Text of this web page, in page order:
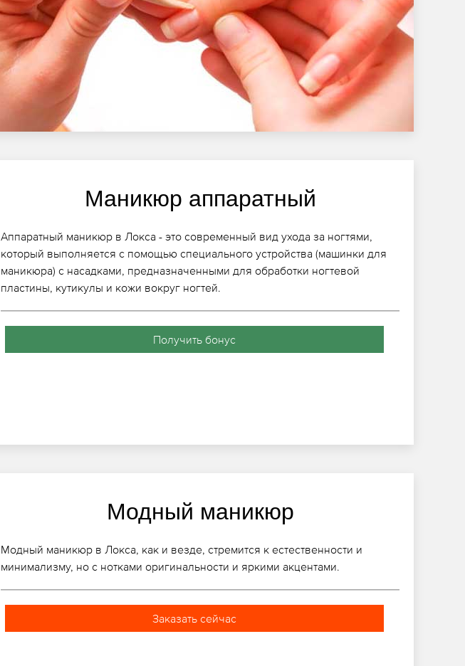
Маникюр аппаратный
Аппаратный маникюр в Локса - это современный вид ухода за ногтями,
который выполняется с помощью специального устройства (машинки для
маникюра) с насадками, предназначенными для обработки ногтевой
пластины, кутикулы и кожи вокруг ногтей.
Получить бонус
Модный маникюр
Модный маникюр в Локса, как и везде, стремится к естественности и
минимализму, но с нотками оригинальности и яркими акцентами.
Заказать сейчас